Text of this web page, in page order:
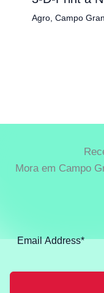
Agro, Campo
Mora em Campo